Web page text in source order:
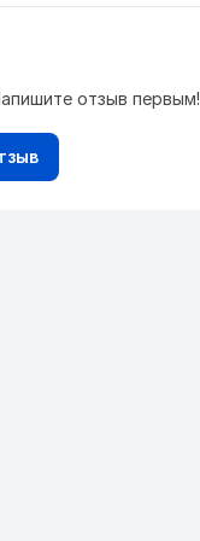
отзыв первым!